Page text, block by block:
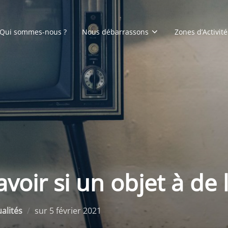
Qui sommes-nous ? Nous débarrassons Zones d’Activité
si un objet à de
sur Publié
5 février 2021